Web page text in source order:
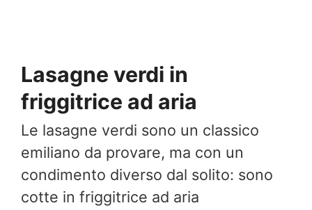
Lasagne verdi in
friggitrice ad aria
Le lasagne verdi sono un classico
emiliano da provare, ma con un
condimento diverso dal solito: sono
cotte in friggitrice ad aria